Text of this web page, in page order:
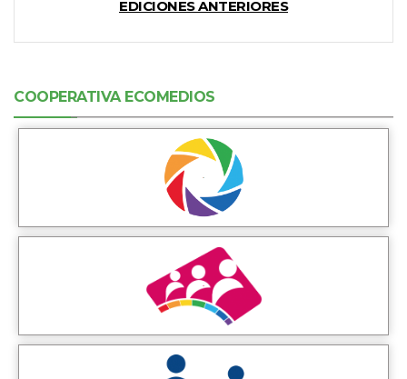
EDICIONES ANTERIORES
COOPERATIVA ECOMEDIOS